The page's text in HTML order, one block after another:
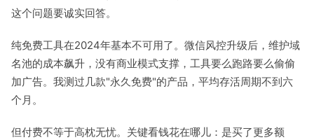
这个问题要诚实回答。
纯免费工具在2024年基本不可用了。微信风控升级后，维护域
名池的成本飙升，没有商业模式支撑，工具要么跑路要么偷偷
加广告。我测过几款"永久免费"的产品，平均存活周期不到六
个月。
但付费不等于高枕无忧。关键看钱花在哪儿：是买了更多额